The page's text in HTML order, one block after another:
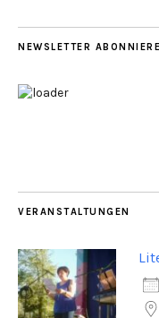
NEWSLETTER
VERANSTALTUNGEN